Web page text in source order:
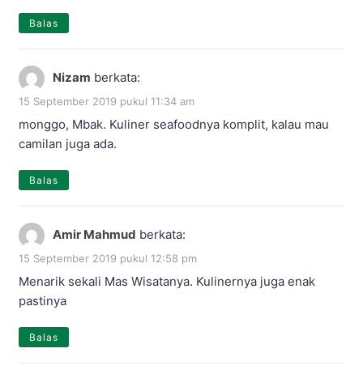
Balas
Nizam berkata:
15 September 2019 pukul 11:34 am
monggo, Mbak. Kuliner seafoodnya komplit, kalau mau
camilan juga ada.
Balas
Amir Mahmud berkata:
15 September 2019 pukul 12:58 pm
Menarik sekali Mas Wisatanya. Kulinernya juga enak
pastinya
Balas